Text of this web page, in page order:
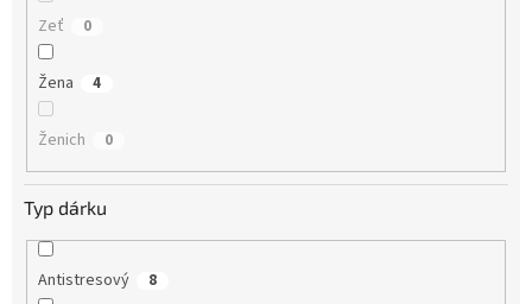
Zeť 0
Žena 4
Ženich 0
Typ dárku
Antistresový 8